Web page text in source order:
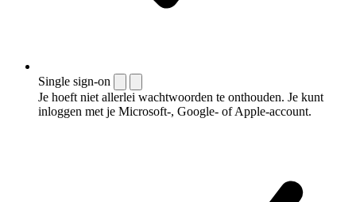
Single sign-on
Je hoeft niet allerlei wachtwoorden te onthouden. Je kunt
inloggen met je Microsoft-, Google- of Apple-account.